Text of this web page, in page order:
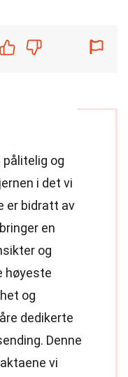
og
i det vi
er bidratt av
en
og
høyeste
og
dedikerte
Denne
vi